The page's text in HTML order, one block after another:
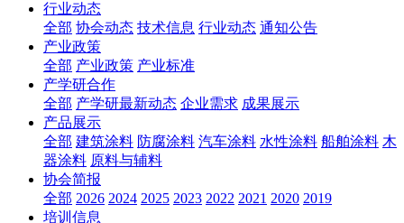
行业动态
全部 协会动态 技术信息 行业动态 通知公告
产业政策
全部 产业政策 产业标准
产学研合作
全部 产学研最新动态 企业需求 成果展示
产品展示
全部 建筑涂料 防腐涂料 汽车涂料 水性涂料 船舶涂料 木
器涂料 原料与辅料
协会简报
全部 2026 2024 2025 2023 2022 2021 2020 2019
培训信息